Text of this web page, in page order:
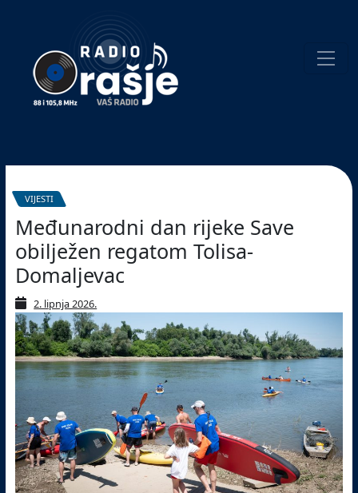
website!
VIJESTI
Međunarodni dan rijeke Save
obilježen regatom Tolisa-
Domaljevac
2. lipnja 2026.